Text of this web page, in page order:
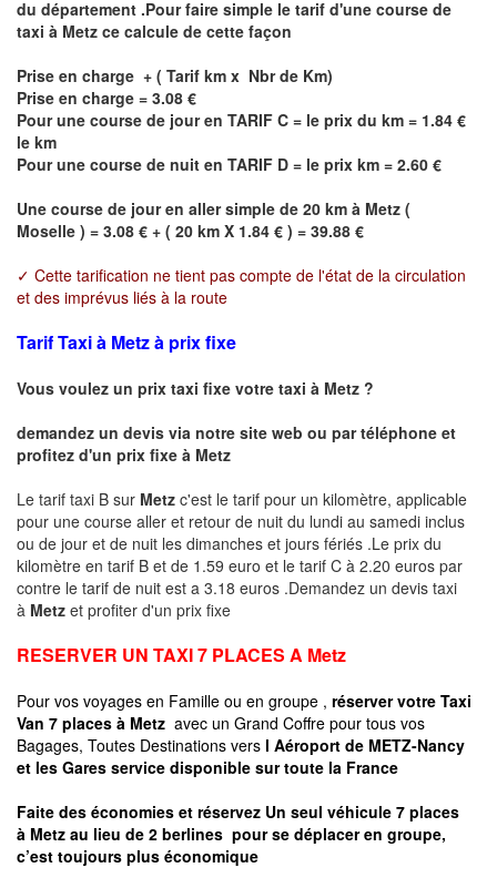
du département .Pour faire simple le tarif d'une course de
taxi à Metz ce calcule de cette façon
Prise en charge + ( Tarif km x Nbr de Km)
Prise en charge = 3.08 €
Pour une course de jour en TARIF C = le prix du km = 1.84 €
le km
Pour une course de nuit en TARIF D = le prix km = 2.60 €
Une course de jour en aller simple de 20 km à Metz (
Moselle ) = 3.08 € + ( 20 km X 1.84 € ) = 39.88 €
✓ Cette tarification ne tient pas compte de l'état de la circulation
et des imprévus liés à la route
Tarif Taxi à Metz à prix fixe
Vous voulez un prix taxi fixe votre taxi à Metz ?
demandez un devis via notre site web ou par téléphone et
profitez d'un prix fixe à Metz
Le tarif taxi B sur Metz c'est le tarif pour un kilomètre, applicable
pour une course aller et retour de nuit du lundi au samedi inclus
ou de jour et de nuit les dimanches et jours fériés .Le prix du
kilomètre en tarif B et de 1.59 euro et le tarif C à 2.20 euros par
contre le tarif de nuit est a 3.18 euros .Demandez un devis taxi
à Metz et profiter d'un prix fixe
RESERVER UN TAXI 7 PLACES A Metz
Pour vos voyages en Famille ou en groupe , réserver votre Taxi
Van 7 places à Metz avec un Grand Coffre pour tous vos
Bagages, Toutes Destinations vers l Aéroport de METZ-Nancy
et les Gares service disponible sur toute la France
Faite des économies et réservez Un seul véhicule 7 places
à Metz au lieu de 2 berlines pour se déplacer en groupe,
c’est toujours plus économique